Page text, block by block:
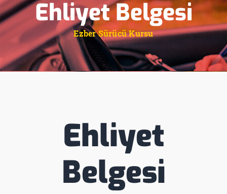
E-SINAV
GALERI
BLOG
Ehliyet Belgesi
Ezber Sürücü Kursu
Ehliyet
Belgesi